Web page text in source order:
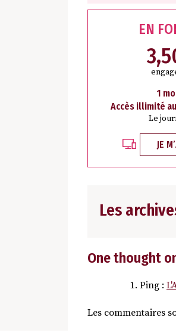
EN
1
Accès illimité
Le
JE
Les
One thought
Ping :
Les commentaires